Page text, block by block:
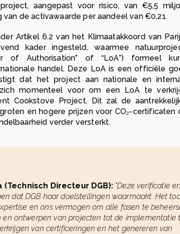
aangepast voor risico, van €5,5
de activawaarde per aandeel van €0,21.
Artikel 6.2 van het Klimaatakkoord van
kader ingesteld, waarmee
of Authorisation” of “LoA”) formeel
handel. Deze LoA is een officiële
dat het project aan nationale en
momenteel voor om een LoA te
Cookstove Project. Dit zal de
en hogere prijzen voor CO₂-certificaten
verder versterkt.
(Technisch Directeur DGB): "Deze verificatie en
dat DGB haar doelstellingen waarmaakt. Het
en ons vermogen om alle fasen te
en ontwerpen van projecten tot de implementatie
van certificeringen en het genereren van